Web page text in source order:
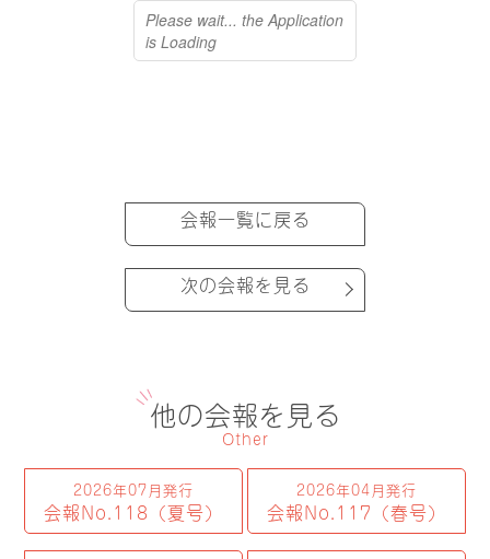
会報一覧に戻る
次の会報を見る
他の会報を見る
Other
2026年07月発行
会報No.118（夏号）
2026年04月発行
会報No.117（春号）